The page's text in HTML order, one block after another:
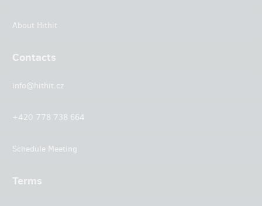
About Hithit
Contacts
info@hithit.cz
+420 778 738 664
Schedule Meeting
Terms